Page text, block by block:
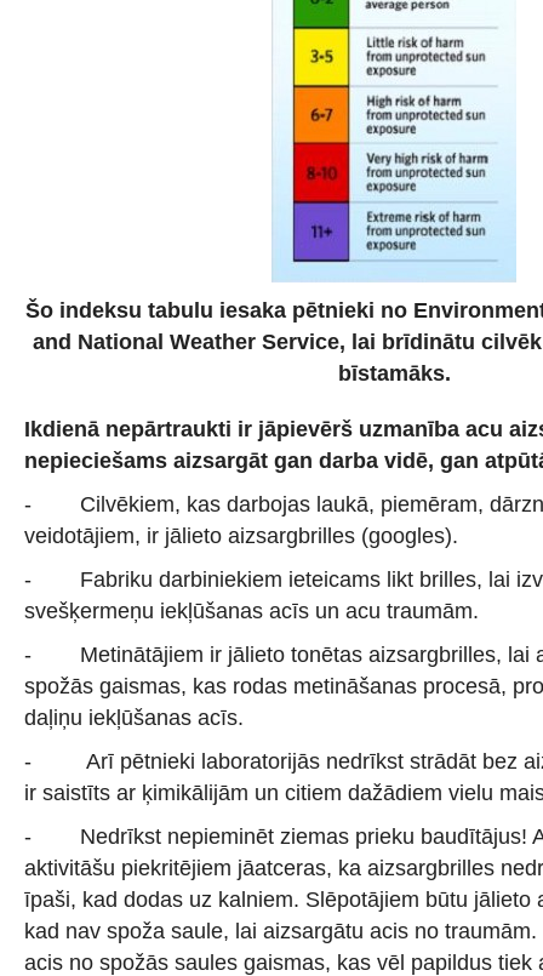
Šo indeksu tabulu iesaka pētnieki no
and National Weather Service, lai brīdinātu
bīstamāks.
Ikdienā nepārtraukti ir jāpievērš uzmanība acu
nepieciešams aizsargāt gan darba vidē, gan
- Cilvēkiem, kas darbojas laukā, piemēram,
veidotājiem, ir jālieto aizsargbrilles (googles).
- Fabriku darbiniekiem ieteicams likt brilles, lai
svešķermeņu iekļūšanas acīs un acu traumām.
- Metinātājiem ir jālieto tonētas aizsargbrilles, lai
spožās gaismas, kas rodas metināšanas procesā,
daļiņu iekļūšanas acīs.
- Arī pētnieki laboratorijās nedrīkst strādāt bez
ir saistīts ar ķimikālijām un citiem dažādiem vielu
- Nedrīkst nepieminēt ziemas prieku baudītājus!
aktivitāšu piekritējiem jāatceras, ka aizsargbrilles
īpaši, kad dodas uz kalniem. Slēpotājiem būtu jālieto
kad nav spoža saule, lai aizsargātu acis no
acis no spožās saules gaismas, kas vēl papildus tiek